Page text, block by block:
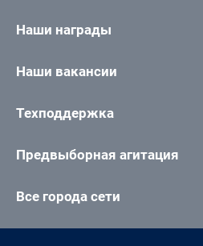
Наши награды
Наши вакансии
Техподдержка
Предвыборная агитация
Все города сети